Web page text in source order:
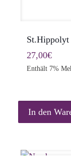
St.Hippolyt
27,00€
Enthält 7%
In den